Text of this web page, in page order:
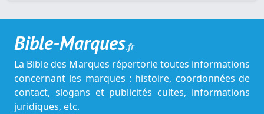
Bible-Marques.fr
La Bible des Marques répertorie toutes informations
concernant les marques : histoire, coordonnées de
contact, slogans et publicités cultes, informations
juridiques, etc.